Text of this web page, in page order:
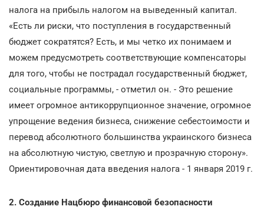
налога на прибыль налогом на выведенный капитал.
«Есть ли риски, что поступления в государственный
бюджет сократятся? Есть, и мы четко их понимаем и
можем предусмотреть соответствующие компенсаторы
для того, чтобы не пострадал государственный бюджет,
социальные программы, - отметил он. - Это решение
имеет огромное антикоррупционное значение, огромное
упрощение ведения бизнеса, снижение себестоимости и
перевод абсолютного большинства украинского бизнеса
на абсолютную чистую, светлую и прозрачную сторону».
Ориентировочная дата введения налога - 1 января 2019 г.
2. Создание Нацбюро финансовой безопасности